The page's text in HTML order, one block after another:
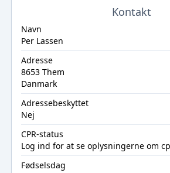
Kontakt
Navn
Per Lassen
Adresse
8653 Them
Danmark
Adressebeskyttet
Nej
CPR-status
Log ind for at se oplysningerne om
Fødselsdag